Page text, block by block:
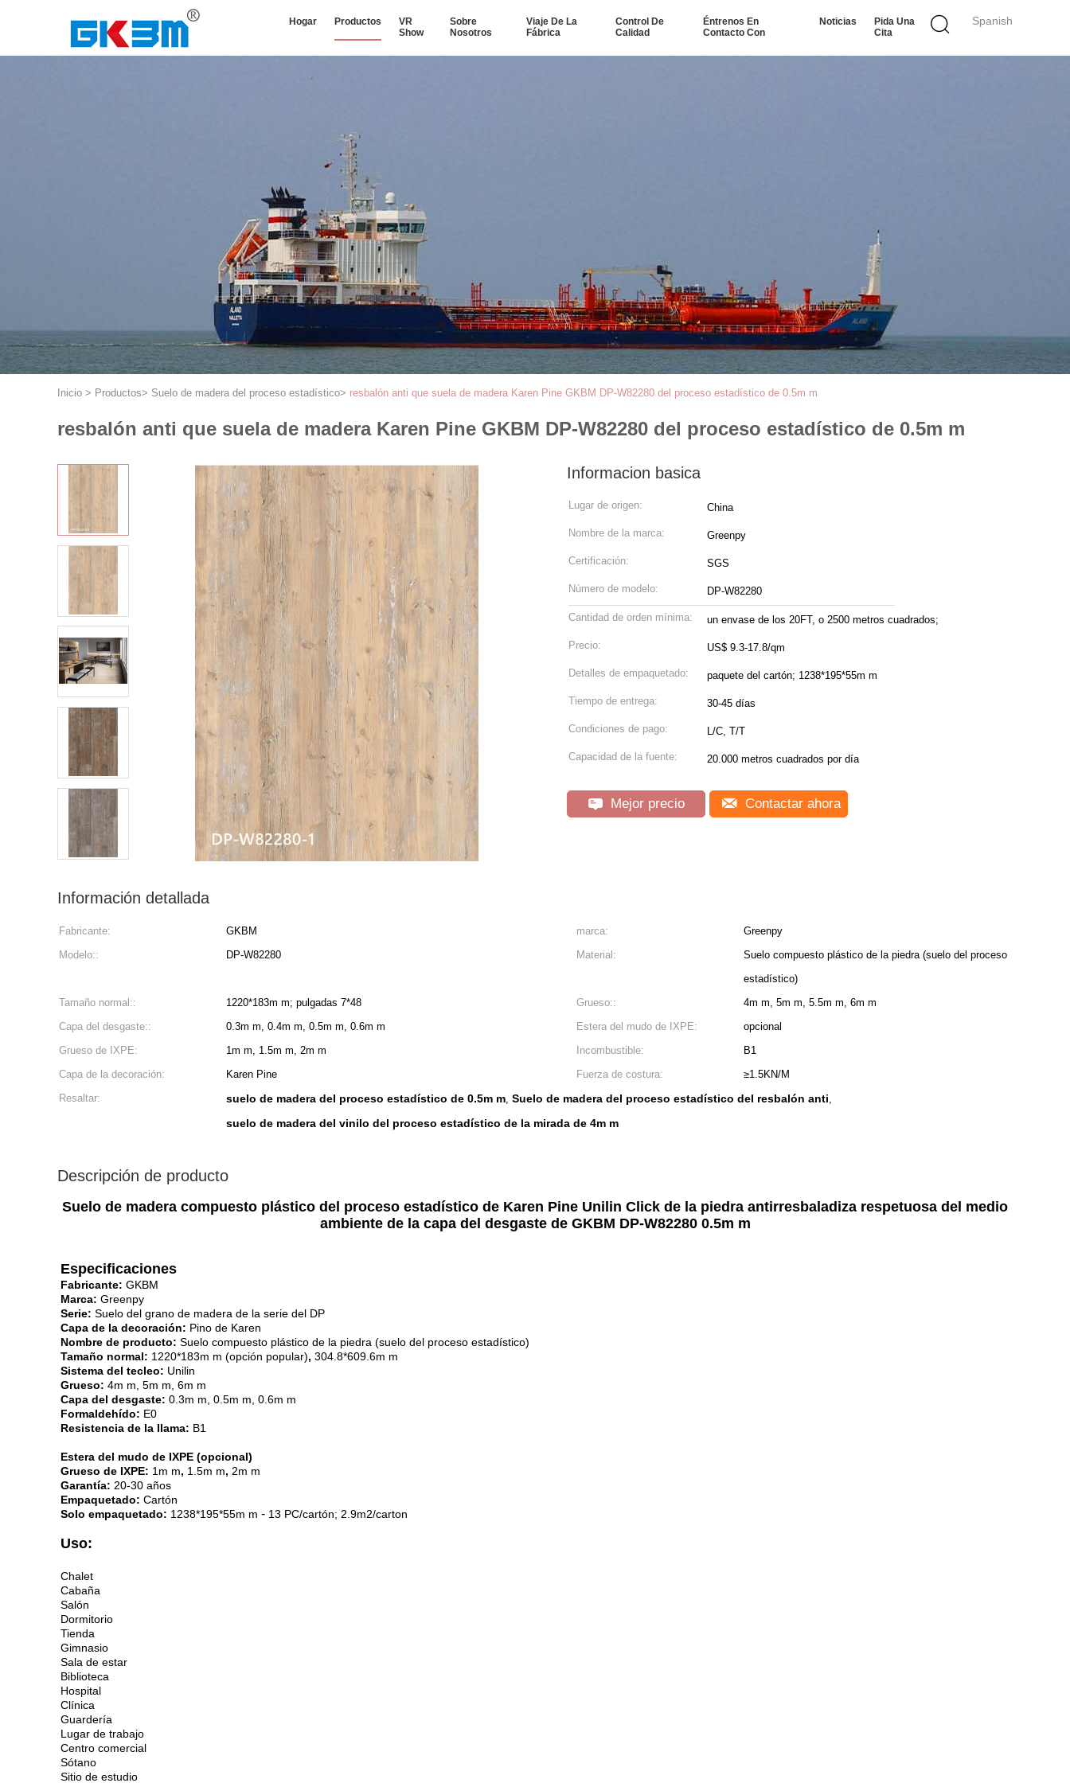
Spanish
Hogar Productos
VR
Show
Sobre
Nosotros
Viaje De La
Fábrica
Control De
Calidad
Éntrenos En
Contacto Con
Noticias
Pida Una
Cita
Inicio > Productos> Suelo de madera del proceso estadístico> resbalón anti que suela de madera Karen Pine GKBM DP-W82280 del proceso estadístico de 0.5m m
resbalón anti que suela de madera Karen Pine GKBM DP-W82280 del proceso estadístico de 0.5m m
Informacion basica
Lugar de origen: China
Nombre de la marca: Greenpy
Certificación: SGS
Número de modelo: DP-W82280
Cantidad de orden mínima: un envase de los 20FT, o 2500 metros cuadrados;
Precio: US$ 9.3-17.8/qm
Detalles de empaquetado: paquete del cartón; 1238*195*55m m
Tiempo de entrega: 30-45 días
Condiciones de pago: L/C, T/T
Capacidad de la fuente: 20.000 metros cuadrados por día
Mejor precio Contactar ahora
Información detallada
Fabricante: GKBM marca:
Greenpy
Modelo::
DP-W82280 Material:
Suelo compuesto plástico de la piedra (suelo del proceso
estadístico)
Tamaño normal::
1220*183m m; pulgadas 7*48 Grueso::
4m m, 5m m, 5.5m m, 6m m
Capa del desgaste::
0.3m m, 0.4m m, 0.5m m, 0.6m m Estera del mudo de IXPE:
opcional
Grueso de IXPE:
1m m, 1.5m m, 2m m Incombustible:
B1
Capa de la decoración:
Karen Pine Fuerza de costura:
≥1.5KN/M
Resaltar:
suelo de madera del proceso estadístico de 0.5m m, Suelo de madera del proceso estadístico del resbalón anti,
suelo de madera del vinilo del proceso estadístico de la mirada de 4m m
Descripción de producto
Suelo de madera compuesto plástico del proceso estadístico de Karen Pine Unilin Click de la piedra antirresbaladiza respetuosa del medio
ambiente de la capa del desgaste de GKBM DP-W82280 0.5m m
Especificaciones
Fabricante: GKBM
Marca: Greenpy
Serie: Suelo del grano de madera de la serie del DP
Capa de la decoración: Pino de Karen
Nombre de producto: Suelo compuesto plástico de la piedra (suelo del proceso estadístico)
Tamaño normal: 1220*183m m (opción popular), 304.8*609.6m m
Sistema del tecleo: Unilin
Grueso: 4m m, 5m m, 6m m
Capa del desgaste: 0.3m m, 0.5m m, 0.6m m
Formaldehído: E0
Resistencia de la llama: B1
Estera del mudo de IXPE (opcional)
Grueso de IXPE: 1m m, 1.5m m, 2m m
Garantía: 20-30 años
Empaquetado: Cartón
Solo empaquetado: 1238*195*55m m - 13 PC/cartón; 2.9m2/carton
Uso:
Chalet
Cabaña
Salón
Dormitorio
Tienda
Gimnasio
Sala de estar
Biblioteca
Hospital
Clínica
Guardería
Lugar de trabajo
Centro comercial
Sótano
Sitio de estudio